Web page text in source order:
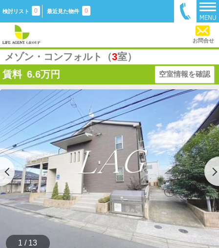
検討リスト 0 最近見た物件 0
お問合せ
メゾン・コンフォルト（3室）
賃料 6.6万円 空室情報を確認
1 / 13